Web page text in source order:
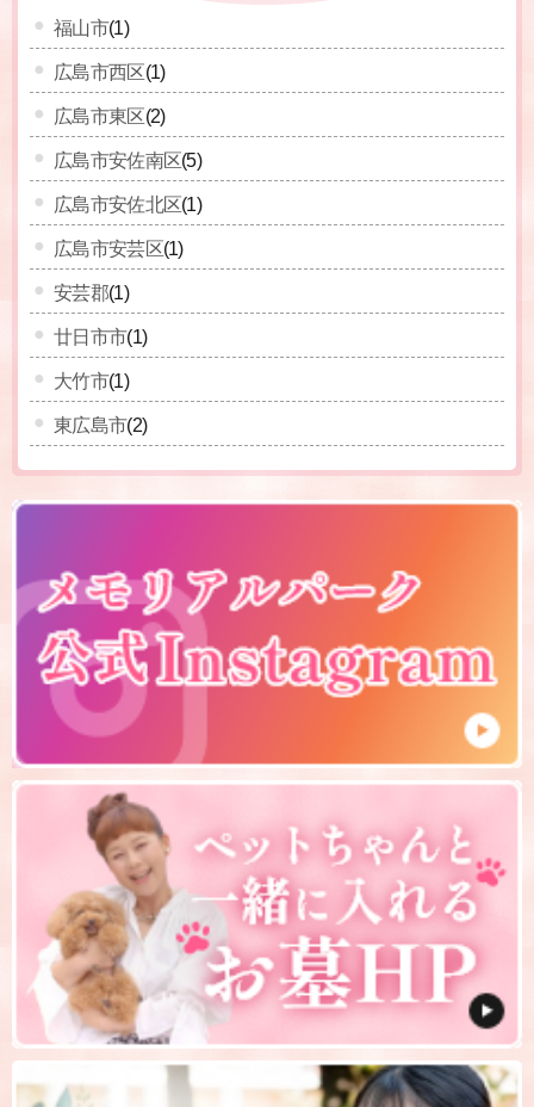
福山市(1)
広島市西区(1)
広島市東区(2)
広島市安佐南区(5)
広島市安佐北区(1)
広島市安芸区(1)
安芸郡(1)
廿日市市(1)
大竹市(1)
東広島市(2)